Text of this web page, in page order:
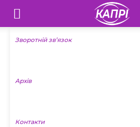
Телебачення
«Капрі»
Новини
Зворотній зв’язок
Архів
Контакти